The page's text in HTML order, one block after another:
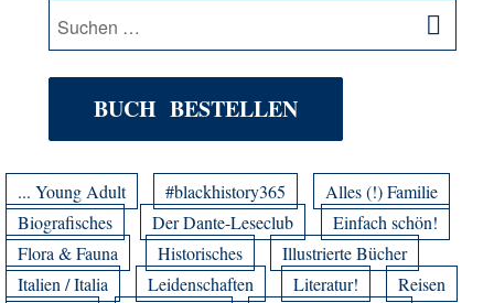
Suche
nach:
BUCH BESTELLEN
... Young Adult #blackhistory365
Alles (!) Familie
Biografisches
Der Dante-Leseclub
Einfach schön!
Flora & Fauna
Historisches
Illustrierte Bücher
Italien / Italia
Leidenschaften Literatur!
Reisen